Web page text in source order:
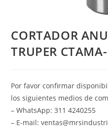
CORTADOR
TRUPER
Por favor confirmar
los siguientes medios de
– WhatsApp: 311 4240255
– E-mail: